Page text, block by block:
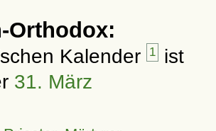
Orthodox:
Kalender 1 ist
31. März